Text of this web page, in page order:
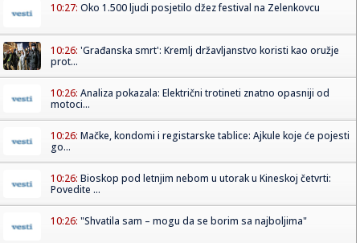
10:27: Oko 1.500 ljudi posjetilo džez festival na Zelenkovcu
10:26: 'Građanska smrt': Kremlj državljanstvo koristi kao oružje
prot...
10:26: Analiza pokazala: Električni trotineti znatno opasniji od
motoci...
10:26: Mačke, kondomi i registarske tablice: Ajkule koje će pojesti
go...
10:26: Bioskop pod letnjim nebom u utorak u Kineskoj četvrti:
Povedite ...
10:26: "Shvatila sam – mogu da se borim sa najboljima"